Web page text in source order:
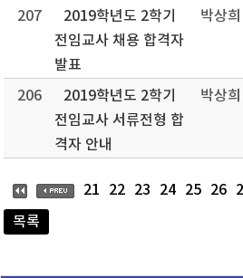
207
2019학년도 2학기
전임교사 채용 합격자
발표
박상희
206
2019학년도 2학기
전임교사 서류전형 합
격자 안내
박상희
21 22 23 24 25 26
목록